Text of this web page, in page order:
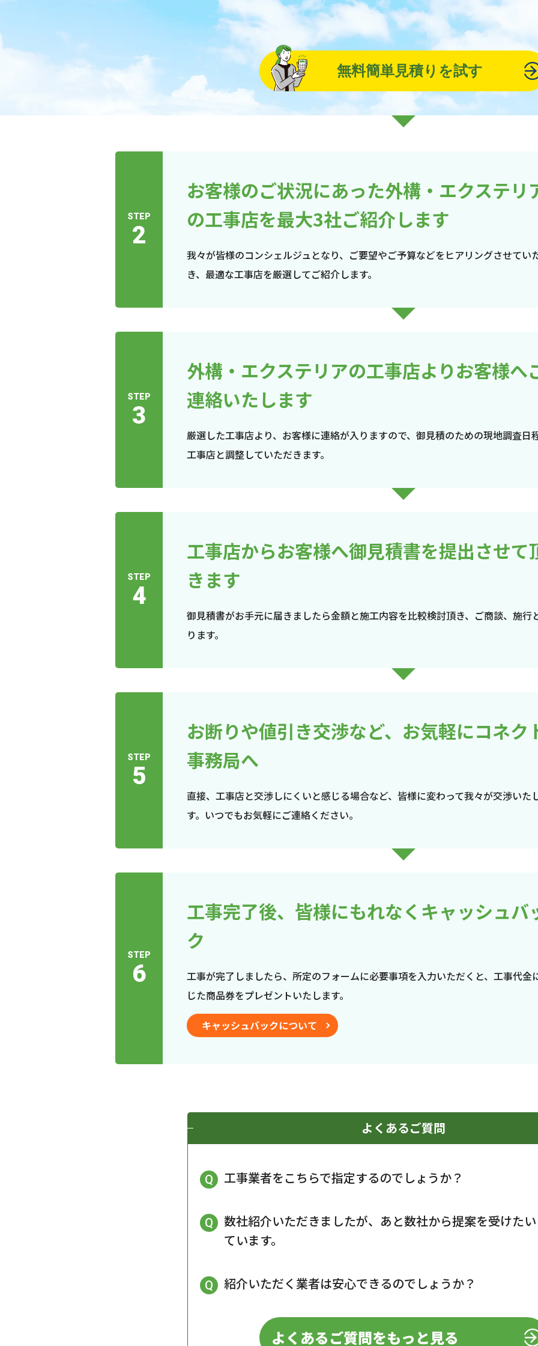
無料簡単見積りを試す
STEP
2
お客様のご状況にあった外構・エクステリ
の工事店を最大3社ご紹介します
我々が皆様のコンシェルジュとなり、ご要望やご予算などをヒアリングさせてい
き、最適な工事店を厳選してご紹介します。
STEP
3
外構・エクステリアの工事店よりお客様へ
連絡いたします
厳選した工事店より、お客様に連絡が入りますので、御見積のための現地調査日
工事店と調整していただきます。
STEP
4
工事店からお客様へ御見積書を提出させて
きます
御見積書がお手元に届きましたら金額と施工内容を比較検討頂き、ご商談、施行
ります。
STEP
5
お断りや値引き交渉など、お気軽にコネク
事務局へ
直接、工事店と交渉しにくいと感じる場合など、皆様に変わって我々が交渉いた
す。いつでもお気軽にご連絡ください。
STEP
6
工事完了後、皆様にもれなくキャッシュバ
ク
工事が完了しましたら、所定のフォームに必要事項を入力いただくと、工事代金
じた商品券をプレゼントいたします。
キャッシュバックについて
よくあるご質問
工事業者をこちらで指定するのでしょうか？
数社紹介いただきましたが、あと数社から提案を受けた
ています。
紹介いただく業者は安心できるのでしょうか？
よくあるご質問をもっと見る